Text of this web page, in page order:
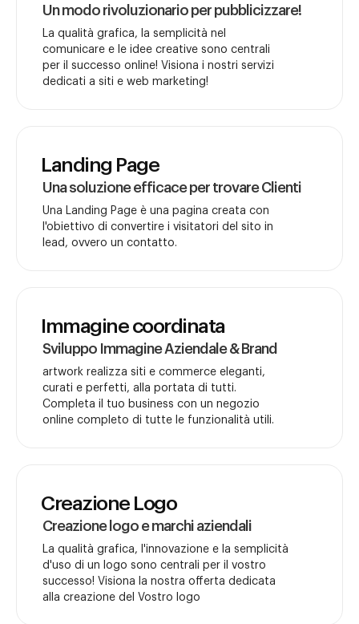
Un modo rivoluzionario per pubblicizzare!
La qualità grafica, la semplicità nel
comunicare e le idee creative sono centrali
per il successo online! Visiona i nostri servizi
dedicati a siti e web marketing!
Landing Page
Una soluzione efficace per trovare Clienti
Una Landing Page è una pagina creata con
l'obiettivo di convertire i visitatori del sito in
lead, ovvero un contatto.
Immagine coordinata
Sviluppo Immagine Aziendale & Brand
artwork realizza siti e commerce eleganti,
curati e perfetti, alla portata di tutti.
Completa il tuo business con un negozio
online completo di tutte le funzionalità utili.
Creazione Logo
Creazione logo e marchi aziendali
La qualità grafica, l'innovazione e la semplicità
d'uso di un logo sono centrali per il vostro
successo! Visiona la nostra offerta dedicata
alla creazione del Vostro logo